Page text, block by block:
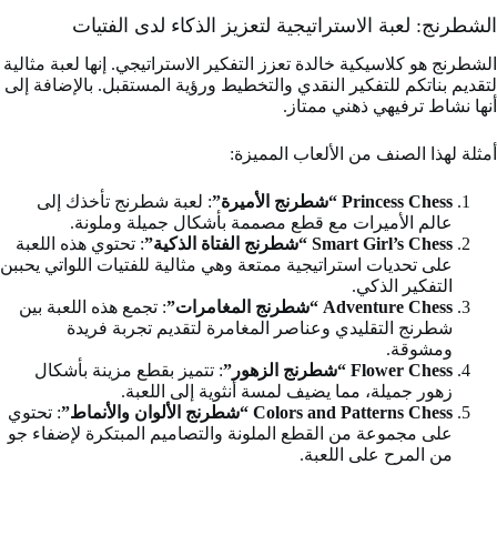
الشطرنج: لعبة الاستراتيجية لتعزيز الذكاء لدى الفتيات
الشطرنج هو كلاسيكية خالدة تعزز التفكير الاستراتيجي. إنها لعبة مثالية
لتقديم بناتكم للتفكير النقدي والتخطيط ورؤية المستقبل. بالإضافة إلى
أنها نشاط ترفيهي ذهني ممتاز.
أمثلة لهذا الصنف من الألعاب المميزة:
Princess Chess “شطرنج الأميرة”
: لعبة شطرنج تأخذك إلى
عالم الأميرات مع قطع مصممة بأشكال جميلة وملونة.
Smart Girl’s Chess “شطرنج الفتاة الذكية”
: تحتوي هذه اللعبة
على تحديات استراتيجية ممتعة وهي مثالية للفتيات اللواتي يحببن
التفكير الذكي.
Adventure Chess “شطرنج المغامرات”
: تجمع هذه اللعبة بين
شطرنج التقليدي وعناصر المغامرة لتقديم تجربة فريدة
ومشوقة.
Flower Chess “شطرنج الزهور”
: تتميز بقطع مزينة بأشكال
زهور جميلة، مما يضيف لمسة أنثوية إلى اللعبة.
Colors and Patterns Chess “شطرنج الألوان والأنماط”
: تحتوي
على مجموعة من القطع الملونة والتصاميم المبتكرة لإضفاء جو
من المرح على اللعبة.